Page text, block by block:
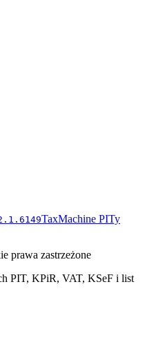
TaxMachine PITy
prawa zastrzeżone
PIT, KPiR, VAT, KSeF i list